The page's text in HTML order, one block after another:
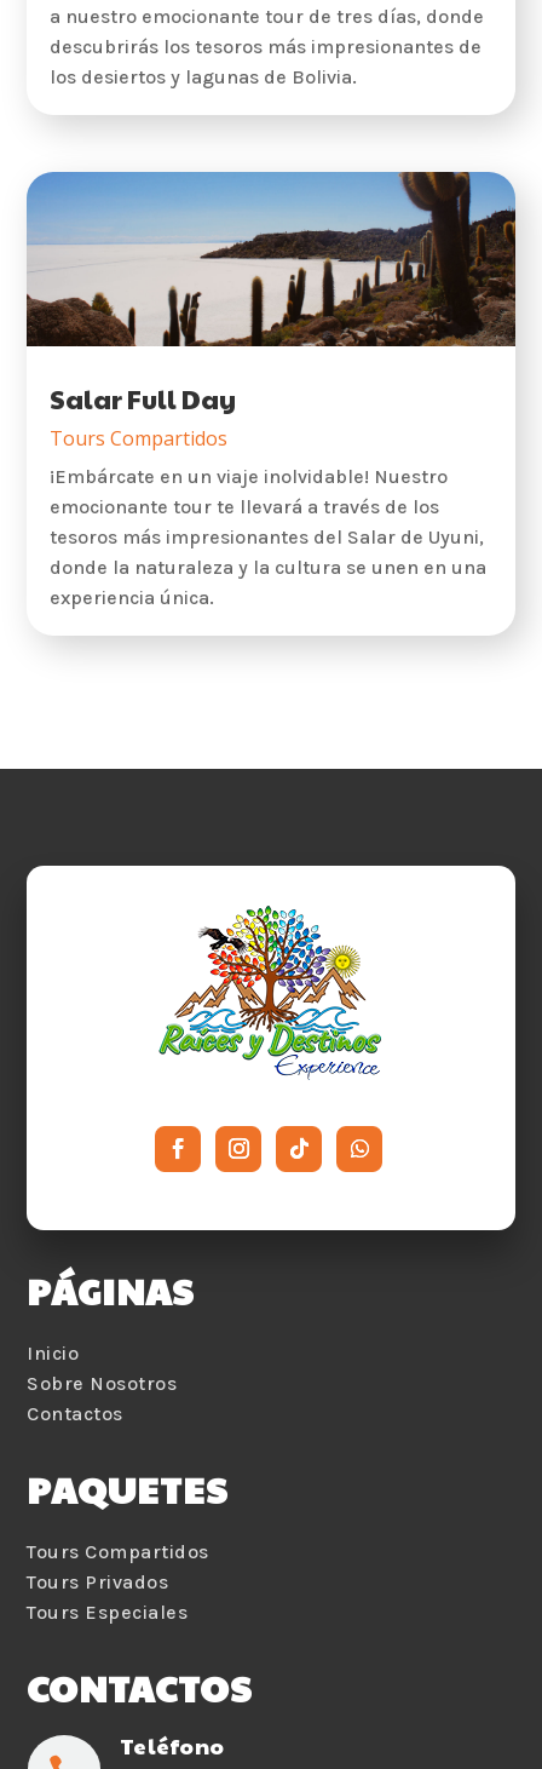
a nuestro emocionante tour de tres días, donde
descubrirás los tesoros más impresionantes de
los desiertos y lagunas de Bolivia.
Salar Full Day
Tours Compartidos
¡Embárcate en un viaje inolvidable! Nuestro
emocionante tour te llevará a través de los
tesoros más impresionantes del Salar de Uyuni,
donde la naturaleza y la cultura se unen en una
experiencia única.
PÁGINAS
Inicio
Sobre Nosotros
Contactos
PAQUETES
Tours Compartidos
Tours Privados
Tours Especiales
CONTACTOS
Teléfono